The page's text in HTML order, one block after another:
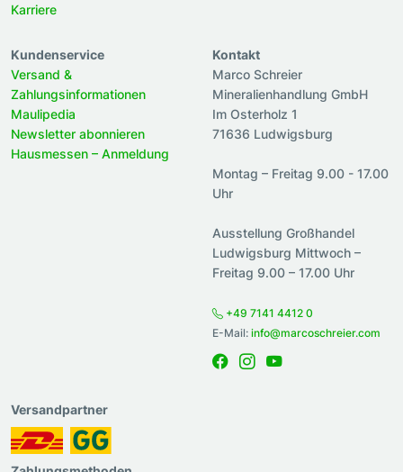
Karriere
Kundenservice
Versand &
Zahlungsinformationen
Maulipedia
Newsletter abonnieren
Hausmessen – Anmeldung
Kontakt
Marco Schreier
Mineralienhandlung GmbH
Im Osterholz 1
71636 Ludwigsburg
Montag – Freitag 9.00 - 17.00
Uhr
Ausstellung Großhandel
Ludwigsburg Mittwoch –
Freitag 9.00 – 17.00 Uhr
+49 7141 4412 0
E-Mail: info@marcoschreier.com
Versandpartner